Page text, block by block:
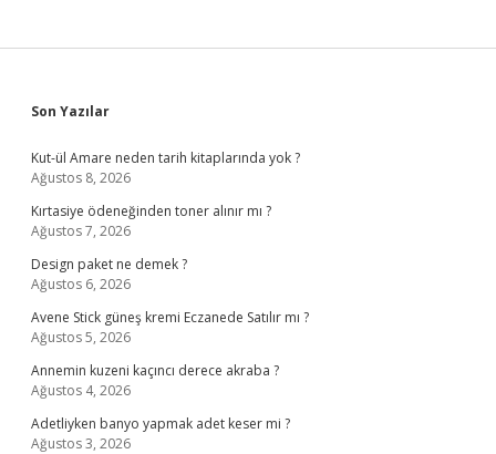
Sidebar
Son Yazılar
Kut-ül Amare neden tarih kitaplarında yok ?
Ağustos 8, 2026
Kırtasiye ödeneğinden toner alınır mı ?
Ağustos 7, 2026
Design paket ne demek ?
Ağustos 6, 2026
Avene Stick güneş kremi Eczanede Satılır mı ?
Ağustos 5, 2026
Annemin kuzeni kaçıncı derece akraba ?
Ağustos 4, 2026
Adetliyken banyo yapmak adet keser mi ?
Ağustos 3, 2026